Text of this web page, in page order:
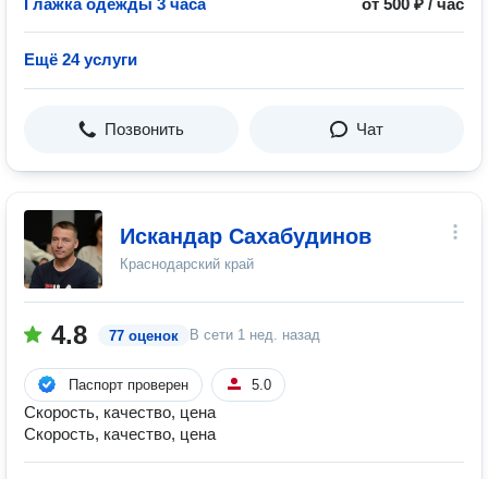
Глажка одежды 3 часа от 500 ₽ / час
Ещё 24 услуги
Позвонить Чат
Искандар Сахабудинов
Краснодарский край
4.8 77 оценок В сети 1 нед. назад
Паспорт проверен 5.0
Скорость, качество, цена
Скорость, качество, цена